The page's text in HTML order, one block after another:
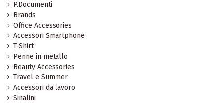
P.Documenti
Brands
Office Accessories
Accessori Smartphone
T-Shirt
Penne in metallo
Beauty Accessories
Travel e Summer
Accessori da lavoro
Sinalini